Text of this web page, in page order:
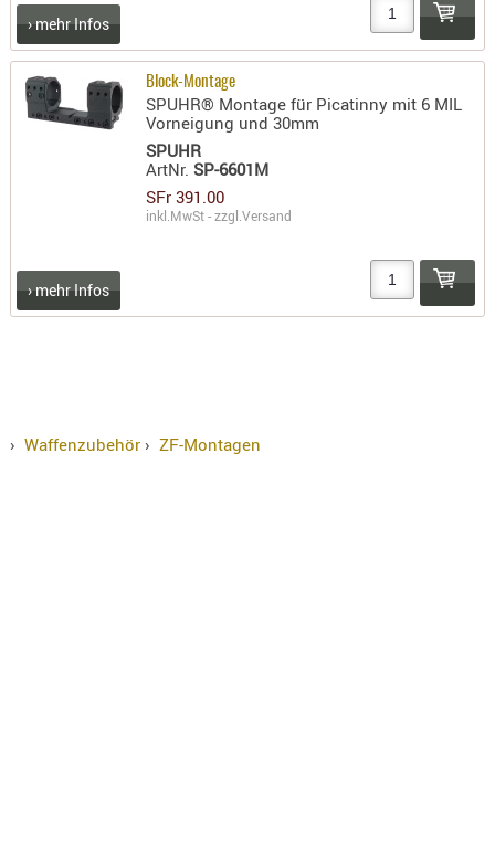
VISIERE
ZF-
› mehr Infos
Block-Montage
SPUHR® Montage für Picatinny mit 6 MIL
Vorneigung und 30mm
SPUHR
ArtNr.SP-6601M
SFr 391.00
inkl.MwSt - zzgl.Versand
› mehr Infos
› Waffenzubehör› ZF-Montagen